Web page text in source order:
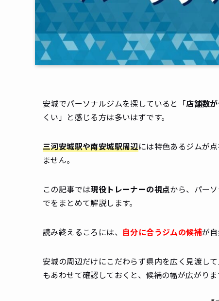
安城でパーソナルジムを探していると「店舗数
くい」と感じる方は多いはずです。
三河安城駅や南安城駅周辺には特色あるジムが
ません。
この記事では現役トレーナーの視点から、パー
でをまとめて解説します。
読み終えるころには、 自分に合うジムの候補が
安城の周辺だけにこだわらず県内を広く見渡し
もあわせて確認しておくと、候補の幅が広がりま